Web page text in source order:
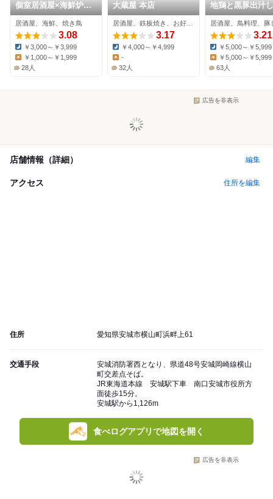
個室居酒屋×海鮮炉端
焼き 喰海 刈谷駅前店
居酒屋、海鮮、焼き鳥
3.08
Dinner:
￥3,000～￥3,999
Lunch:
￥1,000～￥1,999
28人
大蔵屋 本店
3.17
Dinner:
￥4,000～￥4,999
Lunch:
-
32人
地鶏と黒豚出汁
しゃぶ 個室居酒
凛 刈谷本店
居酒屋、鳥料理、豚
3.21
Dinner:
￥5,000～￥5,999
Lunch:
￥5,000～￥5,999
63人
広告を非表示
店舗情報（詳細） 編集
アクセス 住所を編集
住所 愛知県安城市横山町浜畔上61
交通手段
安城消防署西となり、県道48号安城岡崎線横山
町交差点そば。
JR東海道本線 安城駅下車 南口安城市役所方
面徒歩15分。
安城駅から1,126m
食べログアプリで地図を開く
広告を非表示